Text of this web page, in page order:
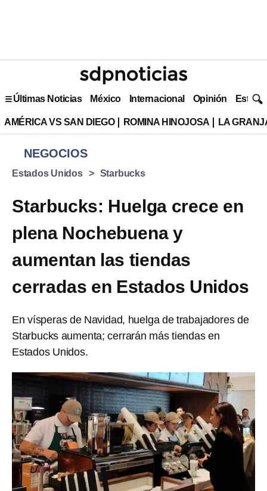
Últimas Noticias México Internacional Opinión Estilo
AMÉRICA VS SAN DIEGO ROMINA HINOJOSA LA
NEGOCIOS
Estados Unidos Starbucks
Starbucks: Huelga crece en
plena Nochebuena y
aumentan las tiendas
cerradas en Estados Unidos
En vísperas de Navidad, huelga de trabajadores de
Starbucks aumenta; cerrarán más tiendas en
Estados Unidos.